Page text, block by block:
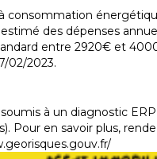
consommation
des dépenses
entre 2920€ et
02/2023.
à un diagnostic
Pour en savoir plus,